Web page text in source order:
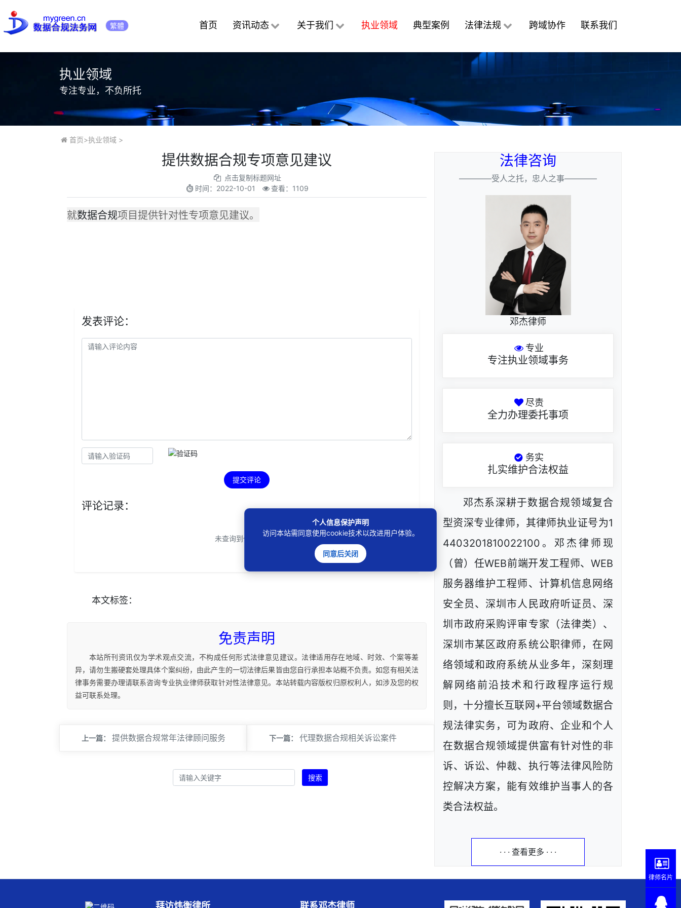
繁體 首页 资讯动态 关于我们 执业领域 典型案例 法律法规 跨域协作 联系我们
执业领域
专注专业，不负所托
首页>执业领域>
提供数据合规专项意见建议
点击复制标题网址
时间： 2022-10-01 查看：1109
就数据合规项目提供针对性专项意见建议。
发表评论：
提交评论
评论记录：
未查询到任何数据！
本文标签：
免责声明
本站所刊资讯仅为学术观点交流，不构成任何形式法律意见建议。法律适用存在地域、时效、个案等差
异，请勿生搬硬套处理具体个案纠纷，由此产生的一切法律后果皆由您自行承担本站概不负责。如您有相关法
律事务需要办理请联系咨询专业执业律师获取针对性法律意见。本站转载内容版权归原权利人，如涉及您的权
益可联系处理。
上一篇： 提供数据合规常年法律顾问服务 下一篇： 代理数据合规相关诉讼案件
搜索
法律咨询
————受人之托，忠人之事————
邓杰律师
专业
专注执业领域事务
尽责
全力办理委托事项
务实
扎实维护合法权益
邓杰系深耕于数据合规领域复合
型资深专业律师，其律师执业证号为1
4403201810022100。邓杰律师现
（曾）任WEB前端开发工程师、WEB
服务器维护工程师、计算机信息网络
安全员、深圳市人民政府听证员、深
圳市政府采购评审专家（法律类）、
深圳市某区政府系统公职律师，在网
络领域和政府系统从业多年，深刻理
解网络前沿技术和行政程序运行规
则，十分擅长互联网+平台领域数据合
规法律实务，可为政府、企业和个人
在数据合规领域提供富有针对性的非
诉、诉讼、仲裁、执行等法律风险防
控解决方案，能有效维护当事人的各
类合法权益。
· · · 查看更多 · · ·
律师名片
个人信息保护声明
访问本站需同意使用cookie技术以改进用户体验。
同意后关闭